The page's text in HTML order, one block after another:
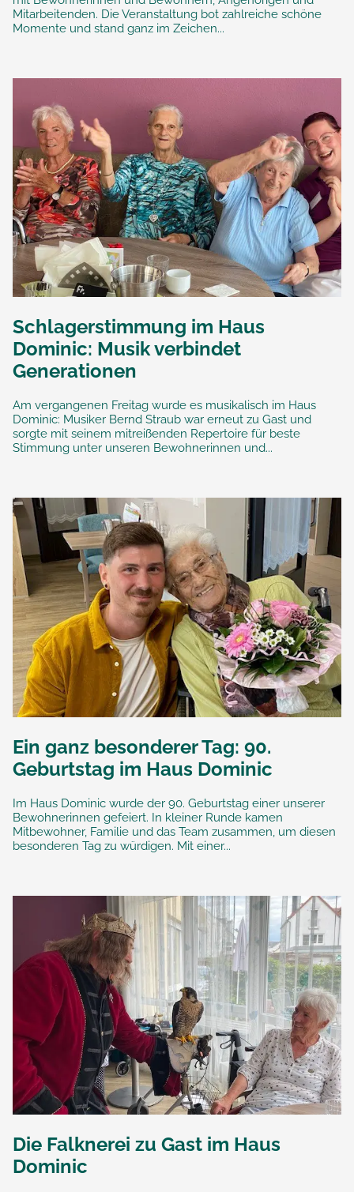
Mitarbeitenden. Die Veranstaltung bot zahlreiche schöne
Momente und stand ganz im Zeichen...
Schlagerstimmung im Haus
Dominic: Musik verbindet
Generationen
Am vergangenen Freitag wurde es musikalisch im Haus
Dominic: Musiker Bernd Straub war erneut zu Gast und
sorgte mit seinem mitreißenden Repertoire für beste
Stimmung unter unseren Bewohnerinnen und...
Ein ganz besonderer Tag: 90.
Geburtstag im Haus Dominic
Im Haus Dominic wurde der 90. Geburtstag einer unserer
Bewohnerinnen gefeiert. In kleiner Runde kamen
Mitbewohner, Familie und das Team zusammen, um diesen
besonderen Tag zu würdigen. Mit einer...
Die Falknerei zu Gast im Haus
Dominic